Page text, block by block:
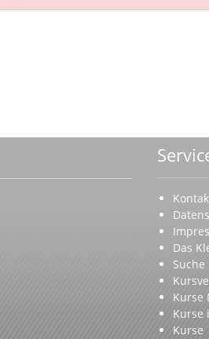
Das
Suche
Kurse
Kurse
Kurse